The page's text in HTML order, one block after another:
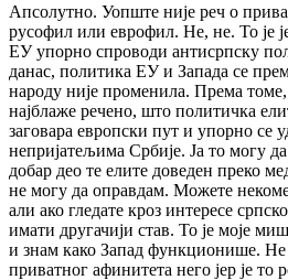
Апсолутно. Уопште није реч о
русофил или еврофил. Не, не. То је
ЕУ упорно спроводи антисрпску
данас, политика ЕУ и Запада се
народу није променила. Према томе,
најблаже речено, што политичка
заговара европски пут и упорно се
непријатељима Србије. Ја то могу
добар део те елите доведен преко
не могу да оправдам. Можете
али ако гледате кроз интересе
имати другачији став. То је моје
и знам како Запад функционише. Не
приватног афинитета него јер је то